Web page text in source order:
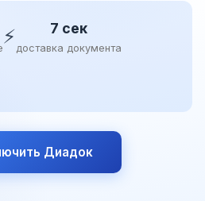
⚡ 7 сек
доставка документа
Диадок